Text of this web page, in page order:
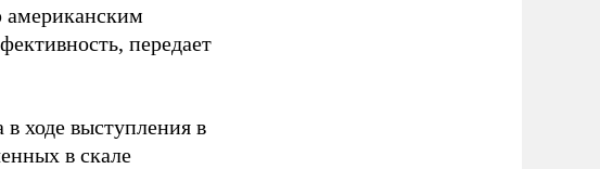
американским
передает
ходе выступления в
в скале